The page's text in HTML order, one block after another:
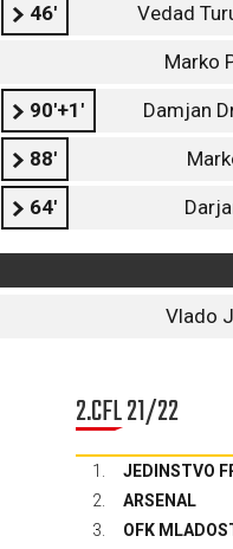
46' Vedad
Marko
90'+1' Damjan
88'
64'
Vlado
2.CFL 21/22
1. JEDINSTVO
2.
ARSENAL
3.
OFK